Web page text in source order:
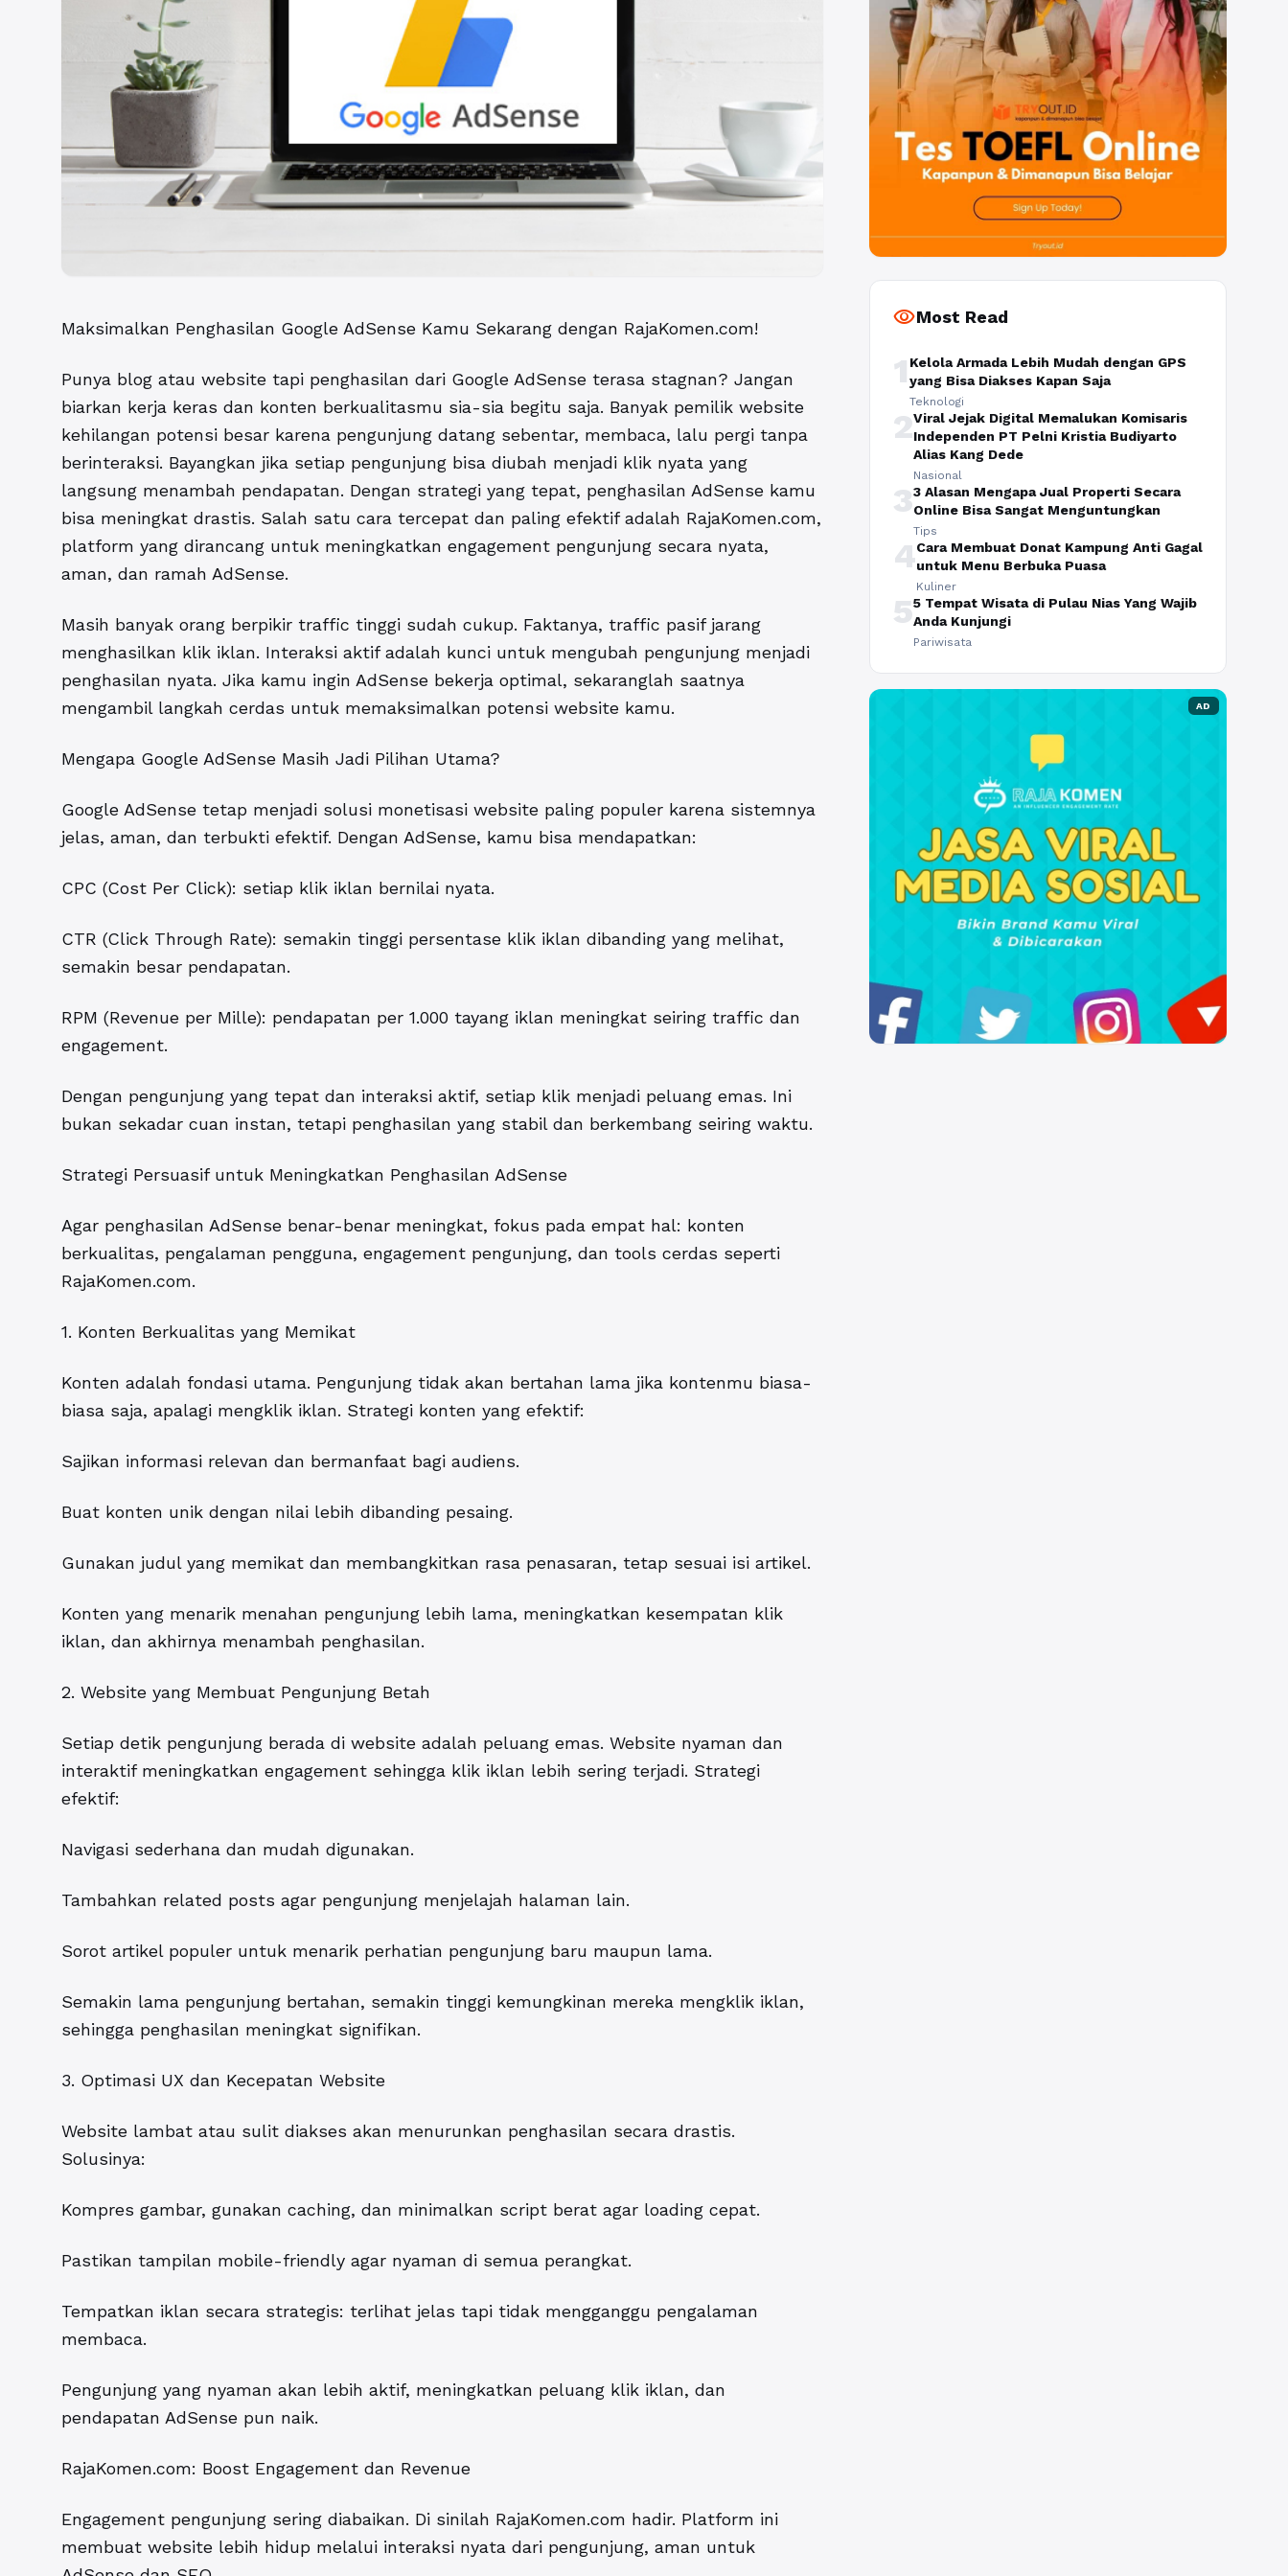
Maksimalkan Penghasilan Google AdSense Kamu Sekarang dengan RajaKomen.com!
Punya blog atau website tapi penghasilan dari Google AdSense terasa stagnan? Jangan
biarkan kerja keras dan konten berkualitasmu sia-sia begitu saja. Banyak pemilik website
kehilangan potensi besar karena pengunjung datang sebentar, membaca, lalu pergi tanpa
berinteraksi. Bayangkan jika setiap pengunjung bisa diubah menjadi klik nyata yang
langsung menambah pendapatan. Dengan strategi yang tepat, penghasilan AdSense kamu
bisa meningkat drastis. Salah satu cara tercepat dan paling efektif adalah RajaKomen.com,
platform yang dirancang untuk meningkatkan engagement pengunjung secara nyata,
aman, dan ramah AdSense.
Masih banyak orang berpikir traffic tinggi sudah cukup. Faktanya, traffic pasif jarang
menghasilkan klik iklan. Interaksi aktif adalah kunci untuk mengubah pengunjung menjadi
penghasilan nyata. Jika kamu ingin AdSense bekerja optimal, sekaranglah saatnya
mengambil langkah cerdas untuk memaksimalkan potensi website kamu.
Mengapa Google AdSense Masih Jadi Pilihan Utama?
Google AdSense tetap menjadi solusi monetisasi website paling populer karena sistemnya
jelas, aman, dan terbukti efektif. Dengan AdSense, kamu bisa mendapatkan:
CPC (Cost Per Click): setiap klik iklan bernilai nyata.
CTR (Click Through Rate): semakin tinggi persentase klik iklan dibanding yang melihat,
semakin besar pendapatan.
RPM (Revenue per Mille): pendapatan per 1.000 tayang iklan meningkat seiring traffic dan
engagement.
Dengan pengunjung yang tepat dan interaksi aktif, setiap klik menjadi peluang emas. Ini
bukan sekadar cuan instan, tetapi penghasilan yang stabil dan berkembang seiring waktu.
Strategi Persuasif untuk Meningkatkan Penghasilan AdSense
Agar penghasilan AdSense benar-benar meningkat, fokus pada empat hal: konten
berkualitas, pengalaman pengguna, engagement pengunjung, dan tools cerdas seperti
RajaKomen.com.
1. Konten Berkualitas yang Memikat
Konten adalah fondasi utama. Pengunjung tidak akan bertahan lama jika kontenmu biasa-
biasa saja, apalagi mengklik iklan. Strategi konten yang efektif:
Sajikan informasi relevan dan bermanfaat bagi audiens.
Buat konten unik dengan nilai lebih dibanding pesaing.
Gunakan judul yang memikat dan membangkitkan rasa penasaran, tetap sesuai isi artikel.
Konten yang menarik menahan pengunjung lebih lama, meningkatkan kesempatan klik
iklan, dan akhirnya menambah penghasilan.
2. Website yang Membuat Pengunjung Betah
Setiap detik pengunjung berada di website adalah peluang emas. Website nyaman dan
interaktif meningkatkan engagement sehingga klik iklan lebih sering terjadi. Strategi
efektif:
Navigasi sederhana dan mudah digunakan.
Tambahkan related posts agar pengunjung menjelajah halaman lain.
Sorot artikel populer untuk menarik perhatian pengunjung baru maupun lama.
Semakin lama pengunjung bertahan, semakin tinggi kemungkinan mereka mengklik iklan,
sehingga penghasilan meningkat signifikan.
3. Optimasi UX dan Kecepatan Website
Website lambat atau sulit diakses akan menurunkan penghasilan secara drastis.
Solusinya:
Kompres gambar, gunakan caching, dan minimalkan script berat agar loading cepat.
Pastikan tampilan mobile-friendly agar nyaman di semua perangkat.
Tempatkan iklan secara strategis: terlihat jelas tapi tidak mengganggu pengalaman
membaca.
Pengunjung yang nyaman akan lebih aktif, meningkatkan peluang klik iklan, dan
pendapatan AdSense pun naik.
RajaKomen.com: Boost Engagement dan Revenue
Engagement pengunjung sering diabaikan. Di sinilah RajaKomen.com hadir. Platform ini
membuat website lebih hidup melalui interaksi nyata dari pengunjung, aman untuk
visibilityMost Read
1 Kelola Armada Lebih Mudah dengan GPS
yang Bisa Diakses Kapan Saja
Teknologi
2Viral Jejak Digital Memalukan Komisaris
Independen PT Pelni Kristia Budiyarto
Alias Kang Dede
Nasional
33 Alasan Mengapa Jual Properti Secara
Online Bisa Sangat Menguntungkan
Tips
4Cara Membuat Donat Kampung Anti Gagal
untuk Menu Berbuka Puasa
Kuliner
55 Tempat Wisata di Pulau Nias Yang Wajib
Anda Kunjungi
Pariwisata
AD